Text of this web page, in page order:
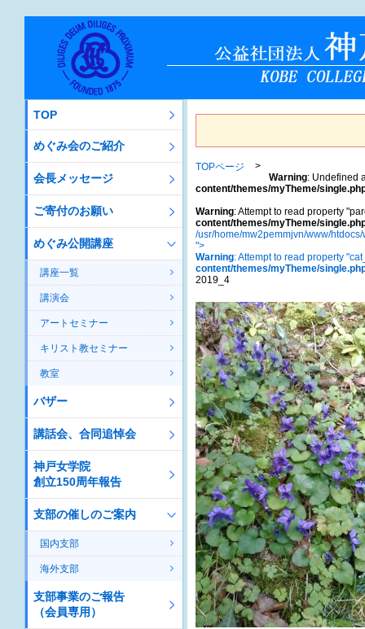
TOPページ
Warning: Undefined
content/themes/myTheme/
Warning: Attempt to read property
content/themes/myTheme/
/usr/home/mw2pemmjvn/www/
">
Warning: Attempt to read property
content/themes/myTheme/
2019_4
TOP
めぐみ会のご紹介
会長メッセージ
ご寄付のお願い
めぐみ公開講座
講座一覧
講演会
アートセミナー
キリスト教セミナー
教室
バザー
講話会、合同追悼会
神戸女学院
創立150周年報告
支部の催しのご案内
国内支部
海外支部
支部事業のご報告
（会員専用）